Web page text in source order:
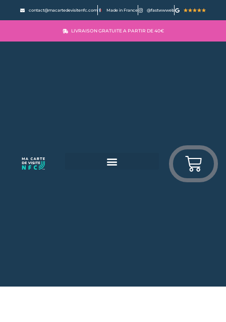
contact@macartedevisitenfc.com Made in France @fastwwweb
LIVRAISON GRATUITE A PARTIR DE 40€